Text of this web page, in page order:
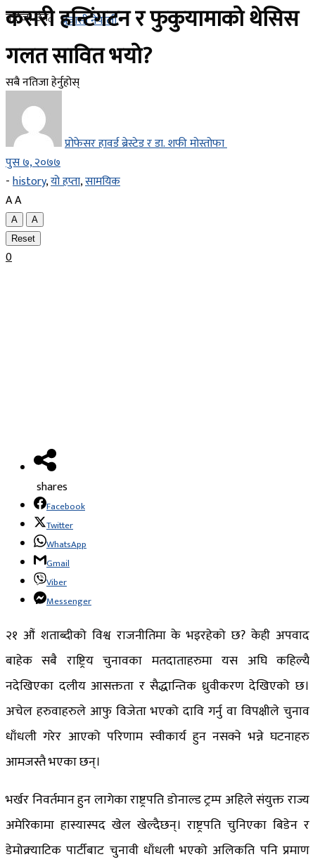
प्रवासी नेपाली
नतिजा छैन
सबै नतिजा हेर्नुहोस्
कसरी हन्टिंगटन र फुकुयामाको थेसिस
गलत सावित भयो?
प्रोफेसर हावर्ड ब्रेस्टेड र डा. शफी मोस्तोफा
पुस ७, २०७७
-history,यो हप्ता,सामयिक
AA
A
A
Reset
0
shares
Facebook
Twitter
WhatsApp
Gmail
Viber
Messenger
२१ औं शताब्दीको विश्व राजनीतिमा के भइरहेको छ? केही अपवाद
बाहेक सबै राष्ट्रिय चुनावका मतदाताहरुमा यस अघि कहिल्यै
नदेखिएका दलीय आसक्तता र सैद्धान्तिक ध्रुवीकरण देखिएको छ।
अचेल हरुवाहरुले आफु विजेता भएको दावि गर्नु वा विपक्षीले चुनाव
धाँधली गरेर आएको परिणाम स्वीकार्य हुन नसक्ने भन्ने घटनाहरु
आमजस्तै भएका छन्।
भर्खर निवर्तमान हुन लागेका राष्ट्रपति डोनाल्ड ट्रम्प अहिले संयुक्त राज्य
अमेरिकामा हास्यास्पद खेल खेल्दैछन्। राष्ट्रपति चुनिएका बिडेन र
डेमोक्र्याटिक पार्टीबाट चुनावी धाँधली भएको अलिकति पनि प्रमाण